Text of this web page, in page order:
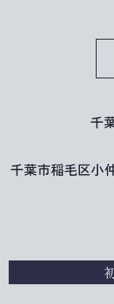
千
千葉市稲毛区小